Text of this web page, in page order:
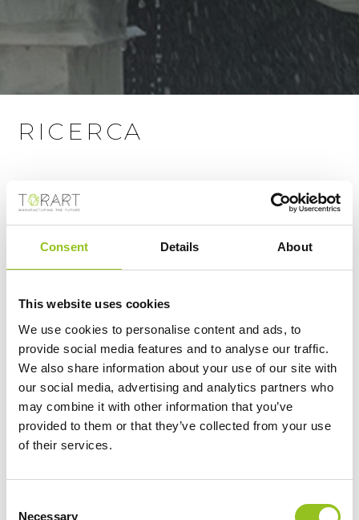
Consent Details About
This website uses cookies
We use cookies to personalise content and ads, to
provide social media features and to analyse our traffic.
We also share information about your use of our site with
our social media, advertising and analytics partners who
may combine it with other information that you’ve
provided to them or that they’ve collected from your use
of their services.
Necessary
RICERCA
Dall'idea all'opera finita, TORART offre